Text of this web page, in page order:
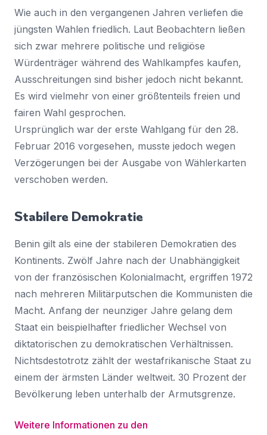
Wie auch in den vergangenen Jahren verliefen die
jüngsten Wahlen friedlich. Laut Beobachtern ließen
sich zwar mehrere politische und religiöse
Würdenträger während des Wahlkampfes kaufen,
Ausschreitungen sind bisher jedoch nicht bekannt.
Es wird vielmehr von einer größtenteils freien und
fairen Wahl gesprochen.
Ursprünglich war der erste Wahlgang für den 28.
Februar 2016 vorgesehen, musste jedoch wegen
Verzögerungen bei der Ausgabe von Wählerkarten
verschoben werden.
Stabilere Demokratie
Benin gilt als eine der stabileren Demokratien des
Kontinents. Zwölf Jahre nach der Unabhängigkeit
von der französischen Kolonialmacht, ergriffen 1972
nach mehreren Militärputschen die Kommunisten die
Macht. Anfang der neunziger Jahre gelang dem
Staat ein beispielhafter friedlicher Wechsel von
diktatorischen zu demokratischen Verhältnissen.
Nichtsdestotrotz zählt der westafrikanische Staat zu
einem der ärmsten Länder weltweit. 30 Prozent der
Bevölkerung leben unterhalb der Armutsgrenze.
Weitere Informationen zu den